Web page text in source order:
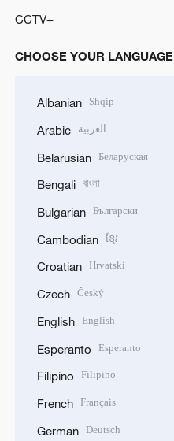
CCTV+
CHOOSE YOUR LANGUAGE
Albanian Shqip
Arabic العربية
Belarusian Беларуская
Bengali বাংলা
Bulgarian Български
Cambodian ខ្មែរ
Croatian Hrvatski
Czech Český
English English
Esperanto Esperanto
Filipino Filipino
French Français
German Deutsch